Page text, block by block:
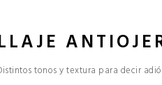
tonos y textura para decir